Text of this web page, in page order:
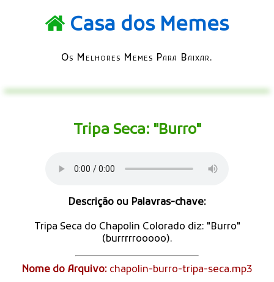
Casa dos Memes
Os Melhores Memes Para Baixar.
Tripa Seca: "Burro"
Descrição ou Palavras-chave:
Tripa Seca do Chapolin Colorado diz: "Burro"
(burrrrrooooo).
Nome do Arquivo: chapolin-burro-tripa-seca.mp3